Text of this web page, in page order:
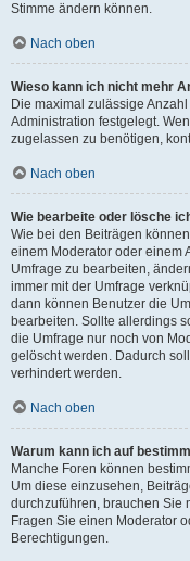
Stimme ändern können.
Nach oben
Wieso kann ich nicht mehr
Die maximal zulässige
Administration festgelegt.
zugelassen zu benötigen,
Nach oben
Wie bearbeite oder lösche
Wie bei den Beiträgen
einem Moderator oder einem
Umfrage zu bearbeiten,
immer mit der Umfrage
dann können Benutzer die
bearbeiten. Sollte allerdings
die Umfrage nur noch von
gelöscht werden. Dadurch
verhindert werden.
Nach oben
Warum kann ich auf
Manche Foren können
Um diese einzusehen,
durchzuführen, brauchen Sie
Fragen Sie einen Moderator
Berechtigungen.